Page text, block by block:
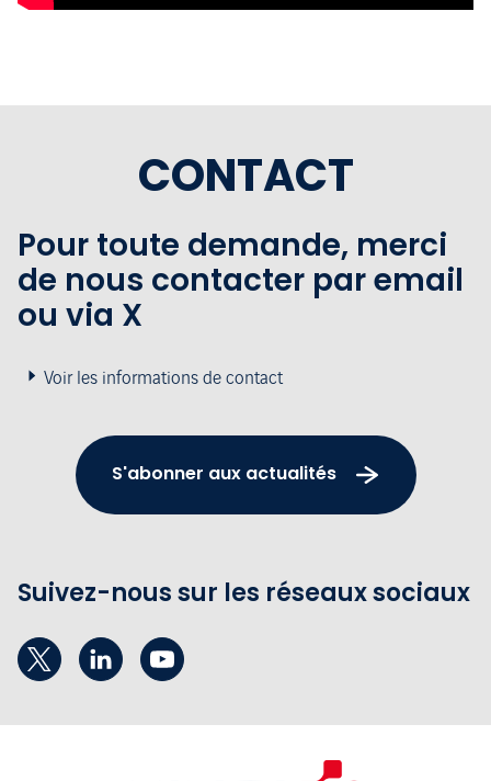
CONTACT
Pour toute demande, merci
de nous contacter par email
ou via X
Voir les informations de contact
S'abonner aux actualités
Suivez-nous sur les réseaux sociaux